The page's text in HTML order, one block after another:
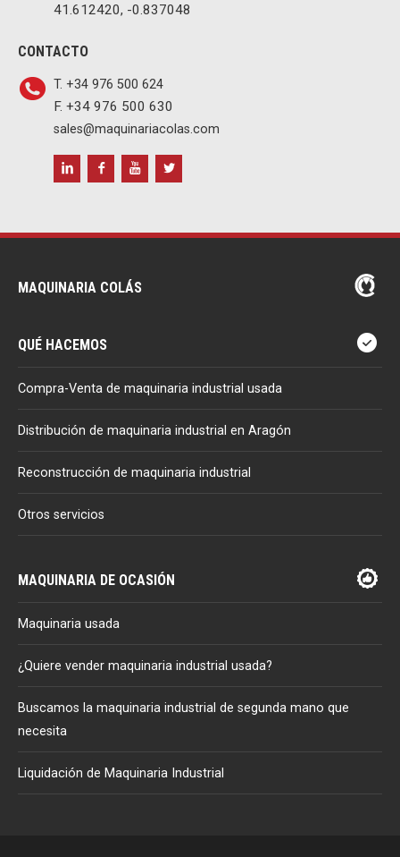
41.612420, -0.837048
CONTACTO
T. +34 976 500 624
F. +34 976 500 630
sales@maquinariacolas.com
MAQUINARIA COLÁS
QUÉ HACEMOS
Compra-Venta de maquinaria industrial usada
Distribución de maquinaria industrial en Aragón
Reconstrucción de maquinaria industrial
Otros servicios
MAQUINARIA DE OCASIÓN
Maquinaria usada
¿Quiere vender maquinaria industrial usada?
Buscamos la maquinaria industrial de segunda mano que
necesita
Liquidación de Maquinaria Industrial